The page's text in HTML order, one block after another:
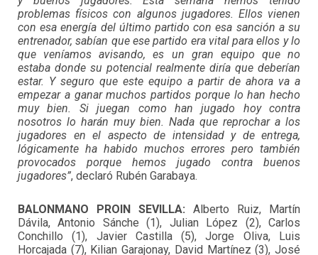
problemas físicos con algunos jugadores. Ellos vienen
con esa energía del último partido con esa sanción a su
entrenador, sabían que ese partido era vital para ellos y lo
que veníamos avisando, es un gran equipo que no
estaba donde su potencial realmente diría que deberían
estar. Y seguro que este equipo a partir de ahora va a
empezar a ganar muchos partidos porque lo han hecho
muy bien. Si juegan como han jugado hoy contra
nosotros lo harán muy bien. Nada que reprochar a los
jugadores en el aspecto de intensidad y de entrega,
lógicamente ha habido muchos errores pero también
provocados porque hemos jugado contra buenos
jugadores”, declaró Rubén Garabaya.
BALONMANO PROIN SEVILLA: Alberto Ruiz, Martín
Dávila, Antonio Sánche (1), Julian López (2), Carlos
Conchillo (1), Javier Castilla (5), Jorge Oliva, Luis
Horcajada (7), Kilian Garajonay, David Martínez (3), José